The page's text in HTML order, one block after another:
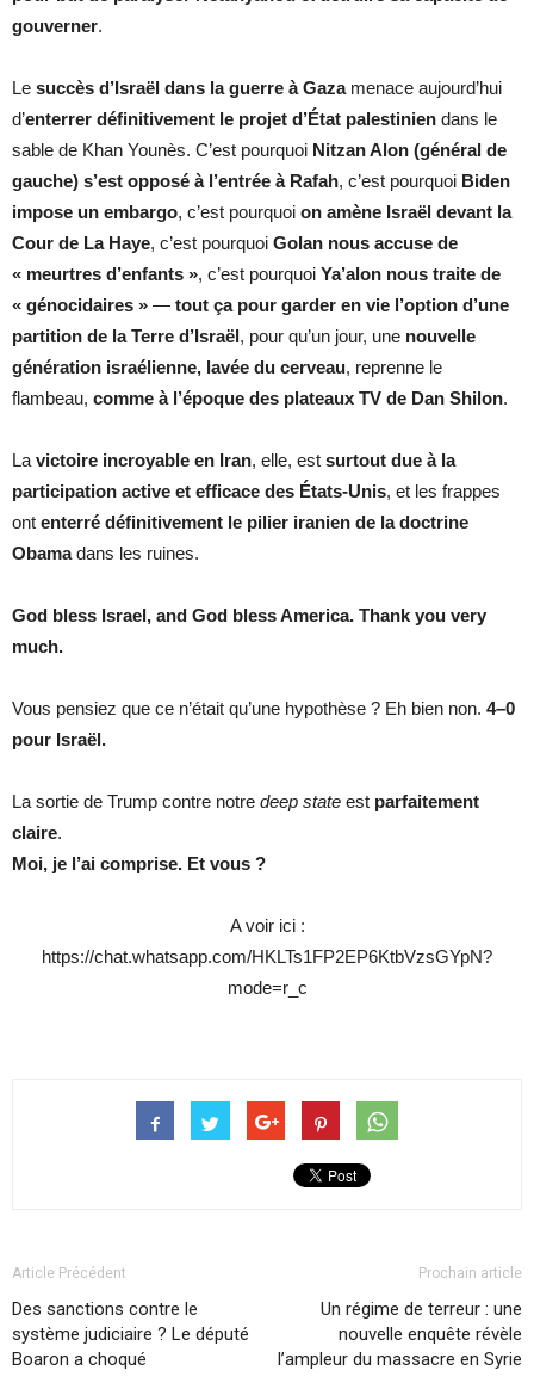
gouverner.
Le succès d’Israël dans la guerre à Gazamenace aujourd’hui
d’enterrer définitivement le projet d’État palestinien dans le
sable de Khan Younès. C’est pourquoi Nitzan Alon (général de
gauche) s’est opposé à l’entrée à Rafah, c’est pourquoi Biden
impose un embargo, c’est pourquoi on amène Israël devant la
Cour de La Haye, c’est pourquoi Golan nous accuse de
« meurtres d’enfants », c’est pourquoi Ya’alon nous traite de
« génocidaires » — tout ça pour garder en vie l’option d’une
partition de la Terre d’Israël, pour qu’un jour, une nouvelle
génération israélienne, lavée du cerveau, reprenne le
flambeau, comme à l’époque des plateaux TV de Dan Shilon.
Lavictoire incroyable en Iran, elle, est surtout due à la
participation active et efficace des États-Unis, et les frappes
ont enterré définitivement le pilier iranien de la doctrine
Obamadans les ruines.
God bless Israel, and God bless America. Thank you very
much.
Vous pensiez que ce n’était qu’une hypothèse ? Eh bien non. 4–0
pour Israël.
La sortie de Trump contre notre deep state est parfaitement
claire.
Moi, je l’ai comprise. Et vous ?
A voir ici :
https://chat.whatsapp.com/HKLTs1FP2EP6KtbVzsGYpN?
mode=r_c
Article Précédent
Des sanctions contre le
système judiciaire ? Le député
Boaron a choqué
Prochain article
Un régime de terreur : une
nouvelle enquête révèle
l’ampleur du massacre en Syrie